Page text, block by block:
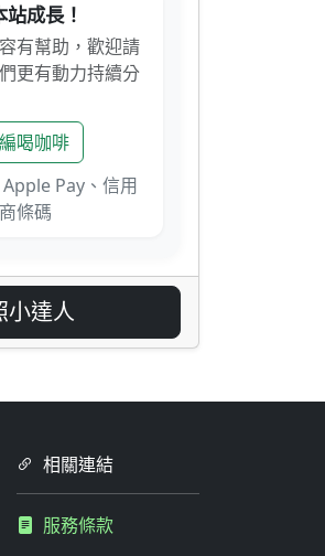
成長！
有幫助，歡迎請
更有動力持續分
喝咖啡
Pay、信用
條碼
小達人
相關連結
服務條款